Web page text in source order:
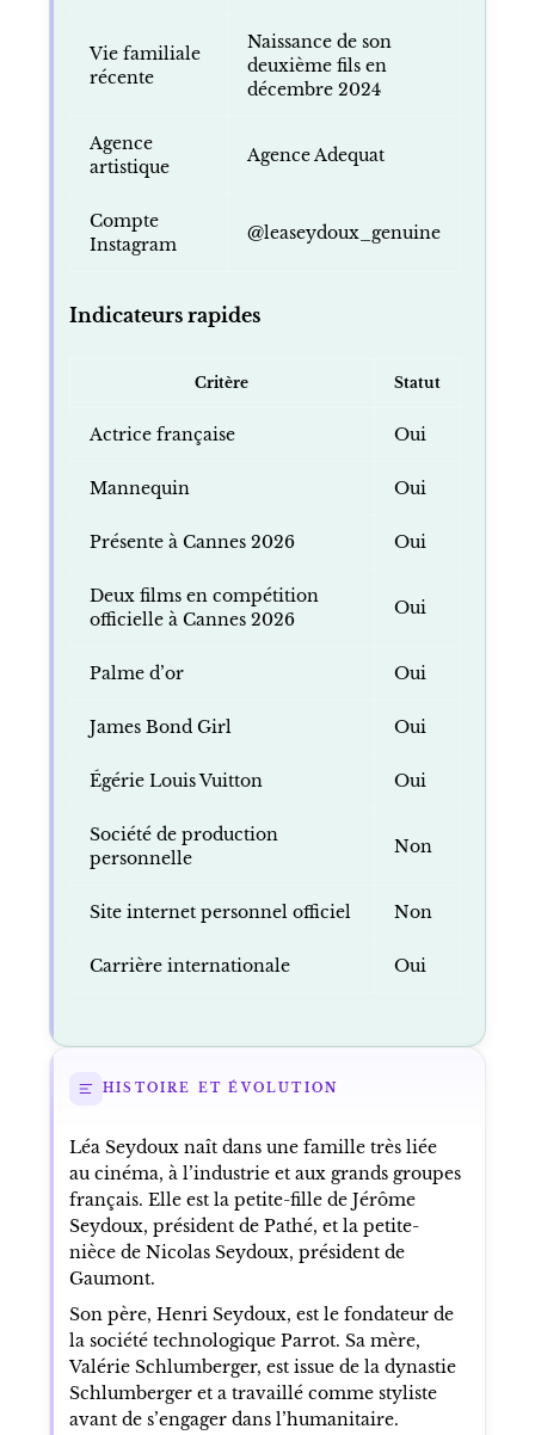
Vie familiale
récente
Naissance de son
deuxième fils en
décembre 2024
Agence
artistique
Agence Adequat
Compte
Instagram
@leaseydoux_genuine
Indicateurs rapides
Critère Statut
Actrice française Oui
Mannequin Oui
Présente à Cannes 2026 Oui
Deux films en compétition
officielle à Cannes 2026
Oui
Palme d’or Oui
James Bond Girl Oui
Égérie Louis Vuitton Oui
Société de production
personnelle
Non
Site internet personnel officiel Non
Carrière internationale Oui
HISTOIRE ET ÉVOLUTION
Léa Seydoux naît dans une famille très liée
au cinéma, à l’industrie et aux grands groupes
français. Elle est la petite-fille de Jérôme
Seydoux, président de Pathé, et la petite-
nièce de Nicolas Seydoux, président de
Gaumont.
Son père, Henri Seydoux, est le fondateur de
la société technologique Parrot. Sa mère,
Valérie Schlumberger, est issue de la dynastie
Schlumberger et a travaillé comme styliste
avant de s’engager dans l’humanitaire.